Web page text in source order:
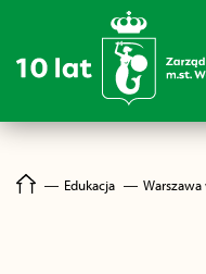
― Edukacja ―